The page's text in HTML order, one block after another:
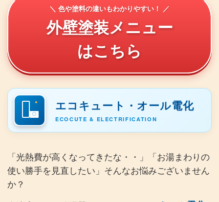
＼ 色や塗料の違いもわかりやすい！ ／
外壁塗装メニュー
はこちら
エコキュート・オール電化
ECOCUTE & ELECTRIFICATION
「光熱費が高くなってきたな・・」「お湯まわりの
使い勝手を見直したい」そんなお悩みございません
か？